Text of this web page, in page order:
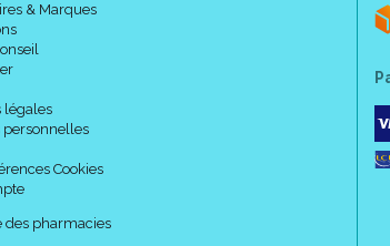
& Marques
légales
personnelles
Cookies
des pharmacies